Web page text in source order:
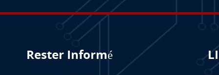
Rester Informé